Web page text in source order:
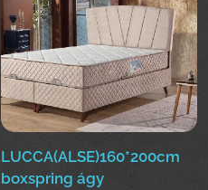
LUCCA(ALSE)160*200cm
boxspring ágy